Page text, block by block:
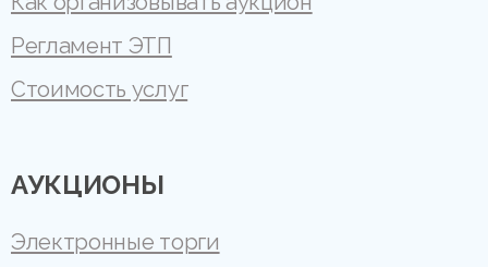
Регламент ЭТП
Стоимость услуг
АУКЦИОНЫ
Электронные торги